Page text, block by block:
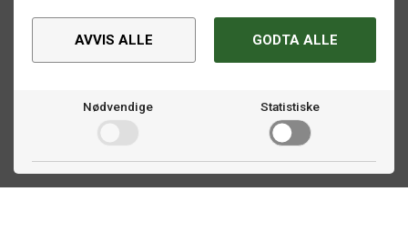
AVVIS ALLE GODTA ALLE
Nødvendige Statistiske
Markedsføring